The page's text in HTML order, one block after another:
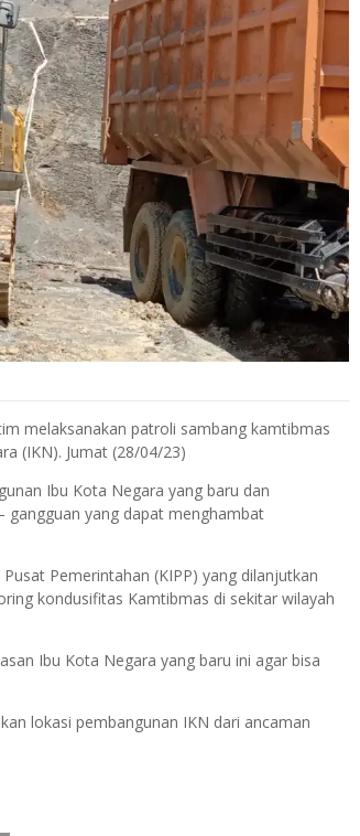
melaksanakan patroli sambang kamtibmas
(IKN). Jumat (28/04/23)
Ibu Kota Negara yang baru dan
gangguan yang dapat menghambat
Pemerintahan (KIPP) yang dilanjutkan
kondusifitas Kamtibmas di sekitar wilayah
Ibu Kota Negara yang baru ini agar bisa
lokasi pembangunan IKN dari ancaman